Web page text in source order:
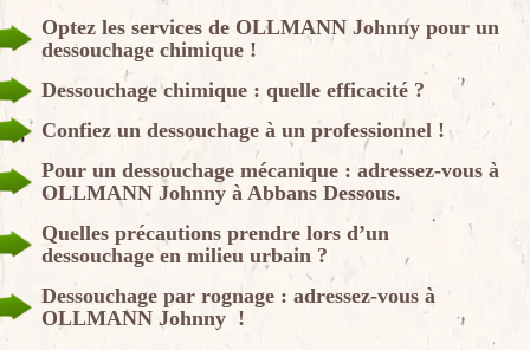
Optez les services de OLLMANN Johnny pour un
dessouchage chimique !
Dessouchage chimique : quelle efficacité ?
Confiez un dessouchage à un professionnel !
Pour un dessouchage mécanique : adressez-vous à
OLLMANN Johnny à Abbans Dessous.
Quelles précautions prendre lors d’un
dessouchage en milieu urbain ?
Dessouchage par rognage : adressez-vous à
OLLMANN Johnny !